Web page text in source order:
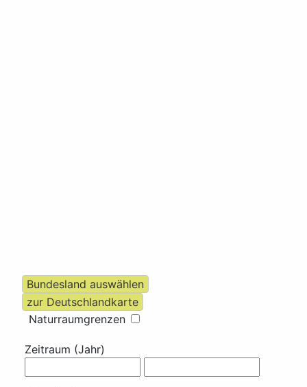
Naturraumgrenzen
Zeitraum (Jahr)